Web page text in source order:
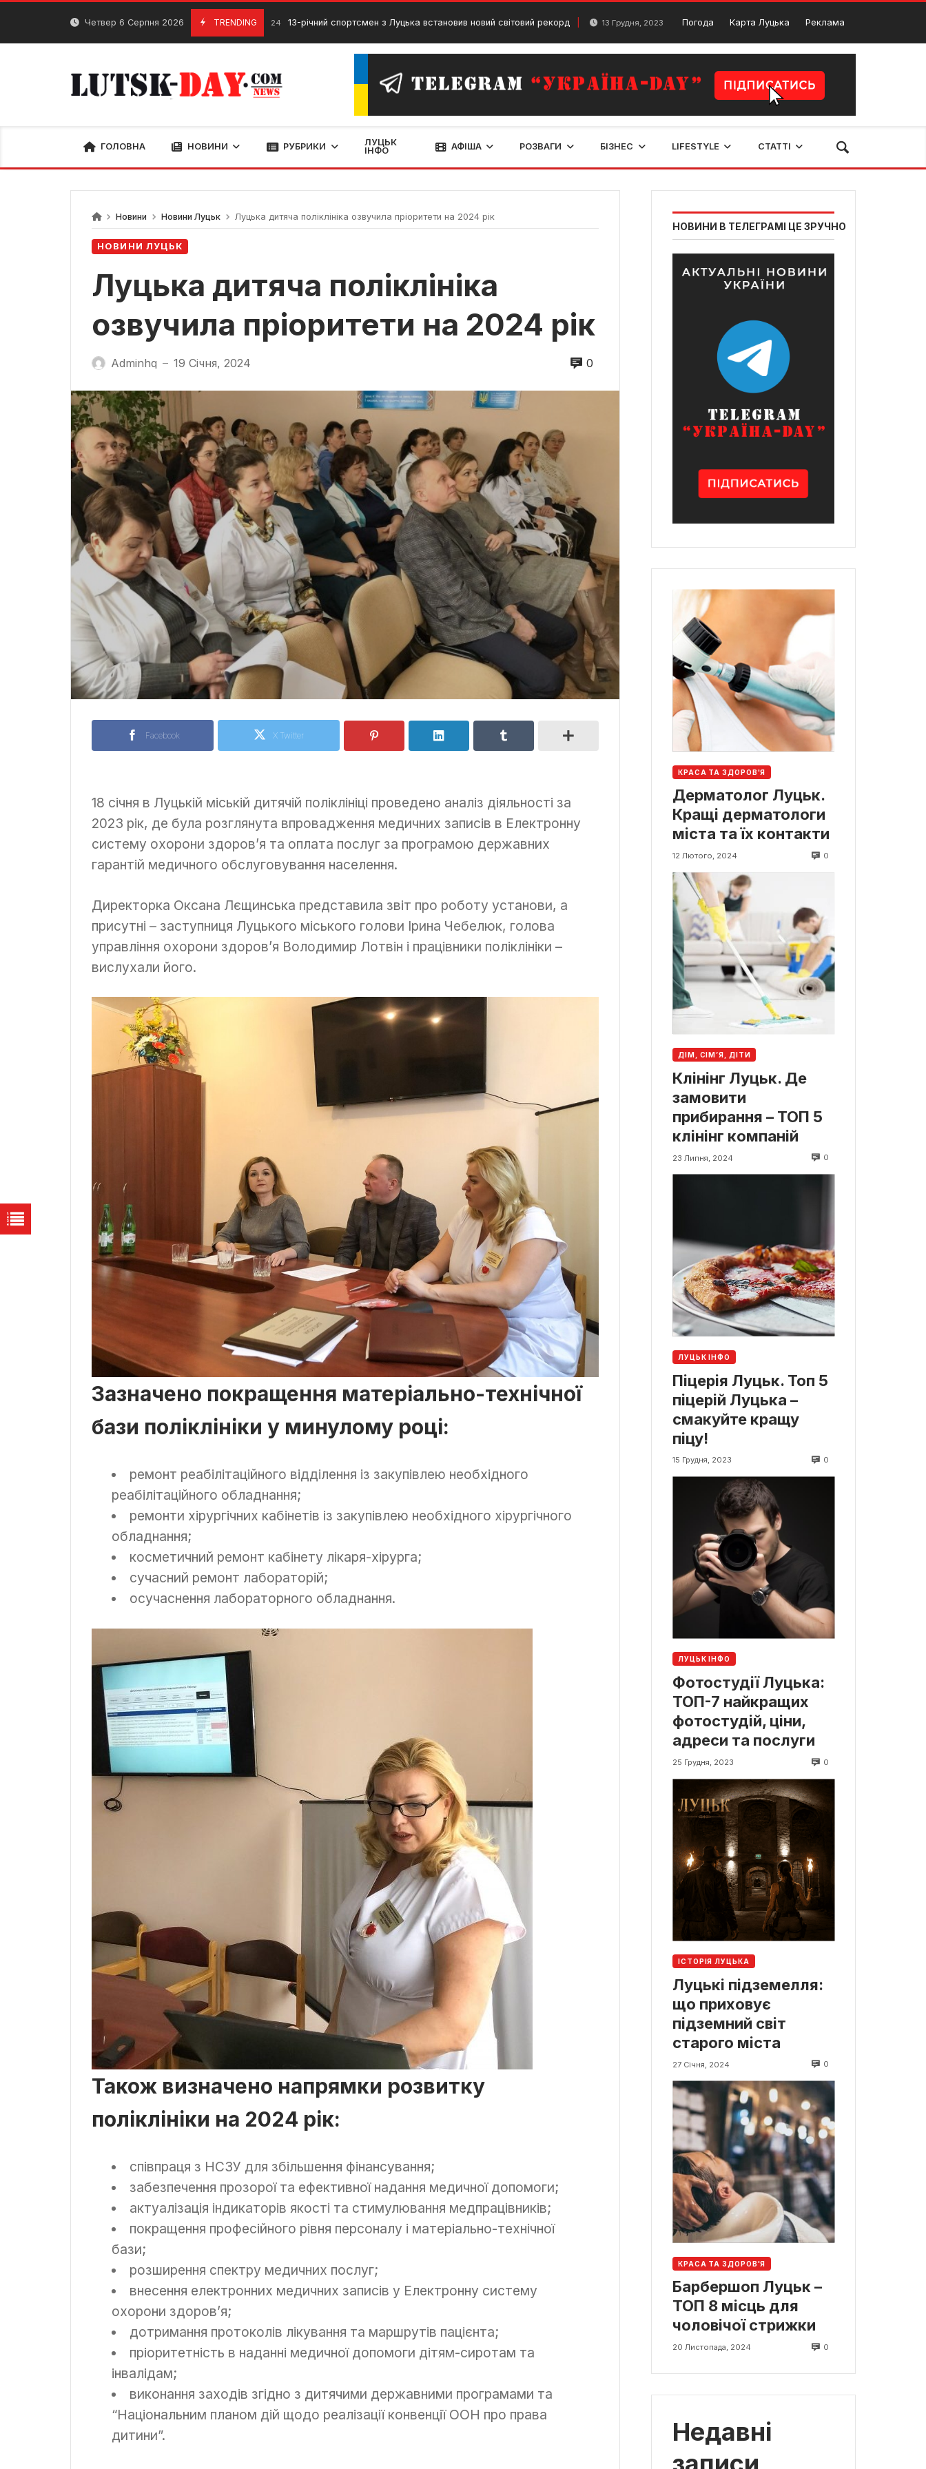
Skip
Четвер 6 Серпня 2026 TRENDING
2 Березня, 2024 13-річний спортсмен з Луцька встановив новий світовий рекорд 13 Грудня, 2023 ПІККАРДІЙСЬКА ТЕРЦІЯ. ЧАРІВНИЙ РІЗДВЯНИЙ КОНЦЕРТ У ЛУЦЬКУ
Погода Карта Луцька Реклама
ГОЛОВНА НОВИНИ РУБРИКИ
ЛУЦЬК
ІНФО
АФІША РОЗВАГИ БІЗНЕС LIFESTYLE СТАТТІ
Новини Новини Луцьк Луцька дитяча поліклініка озвучила пріоритети на 2024 рік
НОВИНИ ЛУЦЬК
Луцька дитяча поліклініка
озвучила пріоритети на 2024 рік
Adminhq — 19 Січня, 2024 0
Facebook X Twitter
18 січня в Луцькій міській дитячій поліклініці проведено аналіз діяльності за
2023 рік, де була розглянута впровадження медичних записів в Електронну
систему охорони здоров’я та оплата послуг за програмою державних
гарантій медичного обслуговування населення.
Директорка Оксана Лєщинська представила звіт про роботу установи, а
присутні – заступниця Луцького міського голови Ірина Чебелюк, голова
управління охорони здоров’я Володимир Лотвін і працівники поліклініки –
вислухали його.
Зазначено покращення матеріально-технічної
бази поліклініки у минулому році:
ремонт реабілітаційного відділення із закупівлею необхідного
реабілітаційного обладнання;
ремонти хірургічних кабінетів із закупівлею необхідного хірургічного
обладнання;
косметичний ремонт кабінету лікаря-хірурга;
сучасний ремонт лабораторій;
осучаснення лабораторного обладнання.
Також визначено напрямки розвитку
поліклініки на 2024 рік:
співпраця з НСЗУ для збільшення фінансування;
забезпечення прозорої та ефективної надання медичної допомоги;
актуалізація індикаторів якості та стимулювання медпрацівників;
покращення професійного рівня персоналу і матеріально-технічної
бази;
розширення спектру медичних послуг;
внесення електронних медичних записів у Електронну систему
охорони здоров’я;
дотримання протоколів лікування та маршрутів пацієнта;
пріоритетність в наданні медичної допомоги дітям-сиротам та
інвалідам;
виконання заходів згідно з дитячими державними програмами та
“Національним планом дій щодо реалізації конвенції ООН про права
дитини”.
НОВИНИ В ТЕЛЕГРАМІ ЦЕ ЗРУЧНО
КРАСА ТА ЗДОРОВ'Я
Дерматолог Луцьк.
Кращі дерматологи
міста та їх контакти
12 Лютого, 2024 0
ДІМ, СІМ’Я, ДІТИ
Клінінг Луцьк. Де
замовити
прибирання – ТОП 5
клінінг компаній
23 Липня, 2024 0
ЛУЦЬК ІНФО
Піцерія Луцьк. Топ 5
піцерій Луцька –
смакуйте кращу
піцу!
15 Грудня, 2023 0
ЛУЦЬК ІНФО
Фотостудії Луцька:
ТОП-7 найкращих
фотостудій, ціни,
адреси та послуги
25 Грудня, 2023 0
ІСТОРІЯ ЛУЦЬКА
Луцькі підземелля:
що приховує
підземний світ
старого міста
27 Січня, 2024 0
КРАСА ТА ЗДОРОВ'Я
Барбершоп Луцьк –
ТОП 8 місць для
чоловічої стрижки
20 Листопада, 2024 0
Недавні